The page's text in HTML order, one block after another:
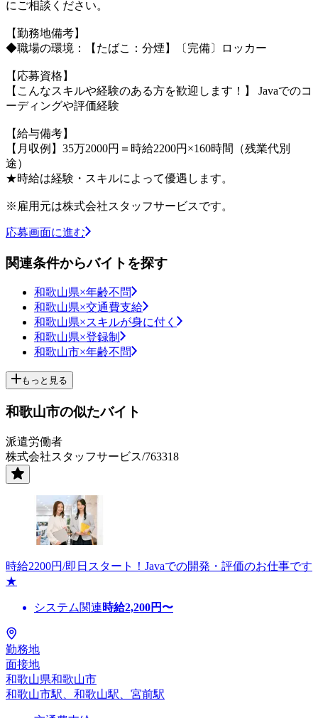
にご相談ください。
【勤務地備考】
◆職場の環境：【たばこ：分煙】〔完備〕ロッカー
【応募資格】
【こんなスキルや経験のある方を歓迎します！】 Javaでのコ
ーディングや評価経験
【給与備考】
【月収例】35万2000円＝時給2200円×160時間（残業代別
途）
★時給は経験・スキルによって優遇します。
※雇用元は株式会社スタッフサービスです。
応募画面に進む
関連条件からバイトを探す
和歌山県×年齢不問
和歌山県×交通費支給
和歌山県×スキルが身に付く
和歌山県×登録制
和歌山市×年齢不問
もっと見る
和歌山市の似たバイト
派遣労働者
株式会社スタッフサービス/763318
時給2200円/即日スタート！Javaでの開発・評価のお仕事です
★
システム関連時給2,200円〜
勤務地
面接地
和歌山県和歌山市
和歌山市駅、和歌山駅、宮前駅